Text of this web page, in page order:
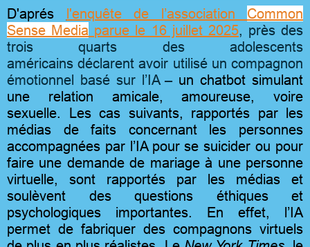
D'aprés l'enquête de l’association Common
Sense Media parue le 16 juillet 2025, près des
trois quarts des adolescents
américainsdéclarent avoir utilisé un compagnon
émotionnel basé sur l’IA– un chatbot simulant
une relation amicale, amoureuse, voire
sexuelle. Les cas suivants, rapportés par les
médias de faits concernant les personnes
accompagnées par l’IA pour se suicider ou pour
faire une demande de mariage à une personne
virtuelle, sont rapportés par les médias et
soulèvent des questions éthiques et
psychologiques importantes. En effet, l’IA
permet de fabriquer des compagnons virtuels